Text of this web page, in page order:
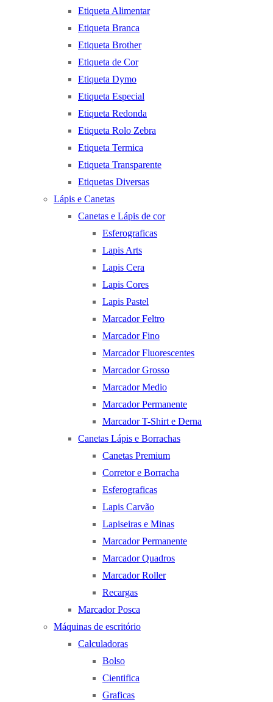
Etiqueta Alimentar
Etiqueta Branca
Etiqueta Brother
Etiqueta de Cor
Etiqueta Dymo
Etiqueta Especial
Etiqueta Redonda
Etiqueta Rolo Zebra
Etiqueta Termica
Etiqueta Transparente
Etiquetas Diversas
Lápis e Canetas
Canetas e Lápis de cor
Esferograficas
Lapis Arts
Lapis Cera
Lapis Cores
Lapis Pastel
Marcador Feltro
Marcador Fino
Marcador Fluorescentes
Marcador Grosso
Marcador Medio
Marcador Permanente
Marcador T-Shirt e Derna
Canetas Lápis e Borrachas
Canetas Premium
Corretor e Borracha
Esferograficas
Lapis Carvão
Lapiseiras e Minas
Marcador Permanente
Marcador Quadros
Marcador Roller
Recargas
Marcador Posca
Máquinas de escritório
Calculadoras
Bolso
Cientifica
Graficas